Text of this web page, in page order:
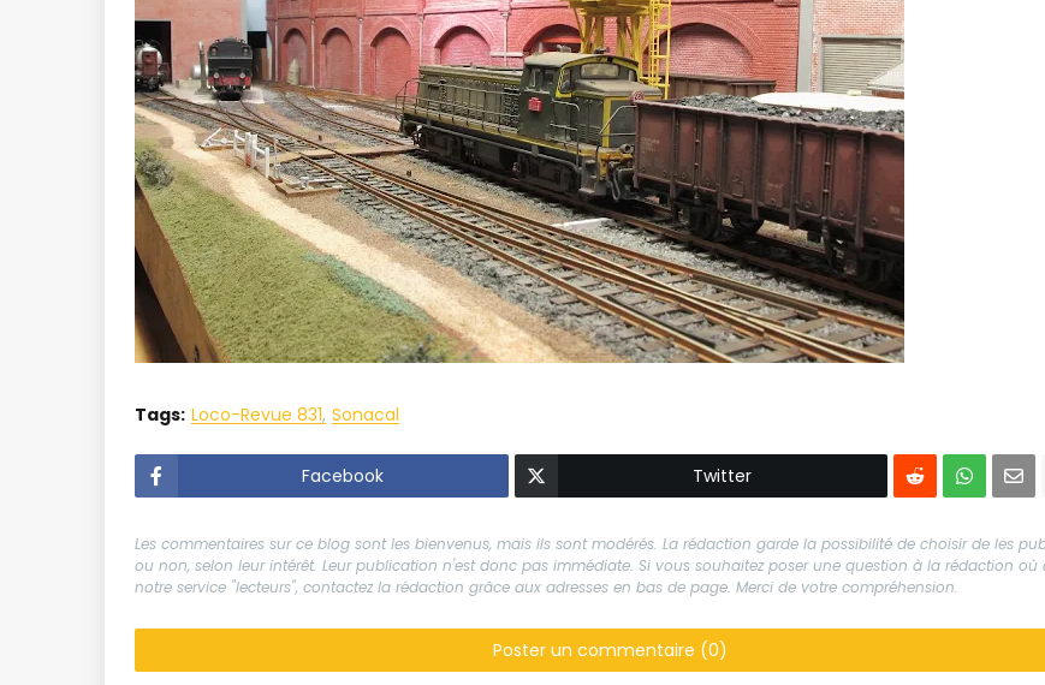
Tags: Loco-Revue 831 Sonacal
Facebook Twitter
Les commentaires sur ce blog sont les bienvenus, mais ils sont modérés. La rédaction garde la possibilité de choisir de les
ou non, selon leur intérêt. Leur publication n'est donc pas immédiate. Si vous souhaitez poser une question à la rédaction où
notre service "lecteurs", contactez la rédaction grâce aux adresses en bas de page. Merci de votre compréhension.
Poster un commentaire (0)